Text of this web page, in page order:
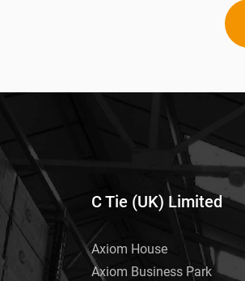
C Tie (UK) Limited
Axiom House
Axiom Business Park